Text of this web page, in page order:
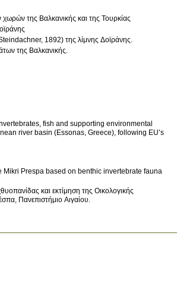
της Βαλκανικής και της Τουρκίας
1892) της λίμνης Δοϊράνης.
της Βαλκανικής.
Prespa based on benthic invertebrate fauna
και εκτίμηση της Οικολογικής
Πανεπιστήμιο Αιγαίου